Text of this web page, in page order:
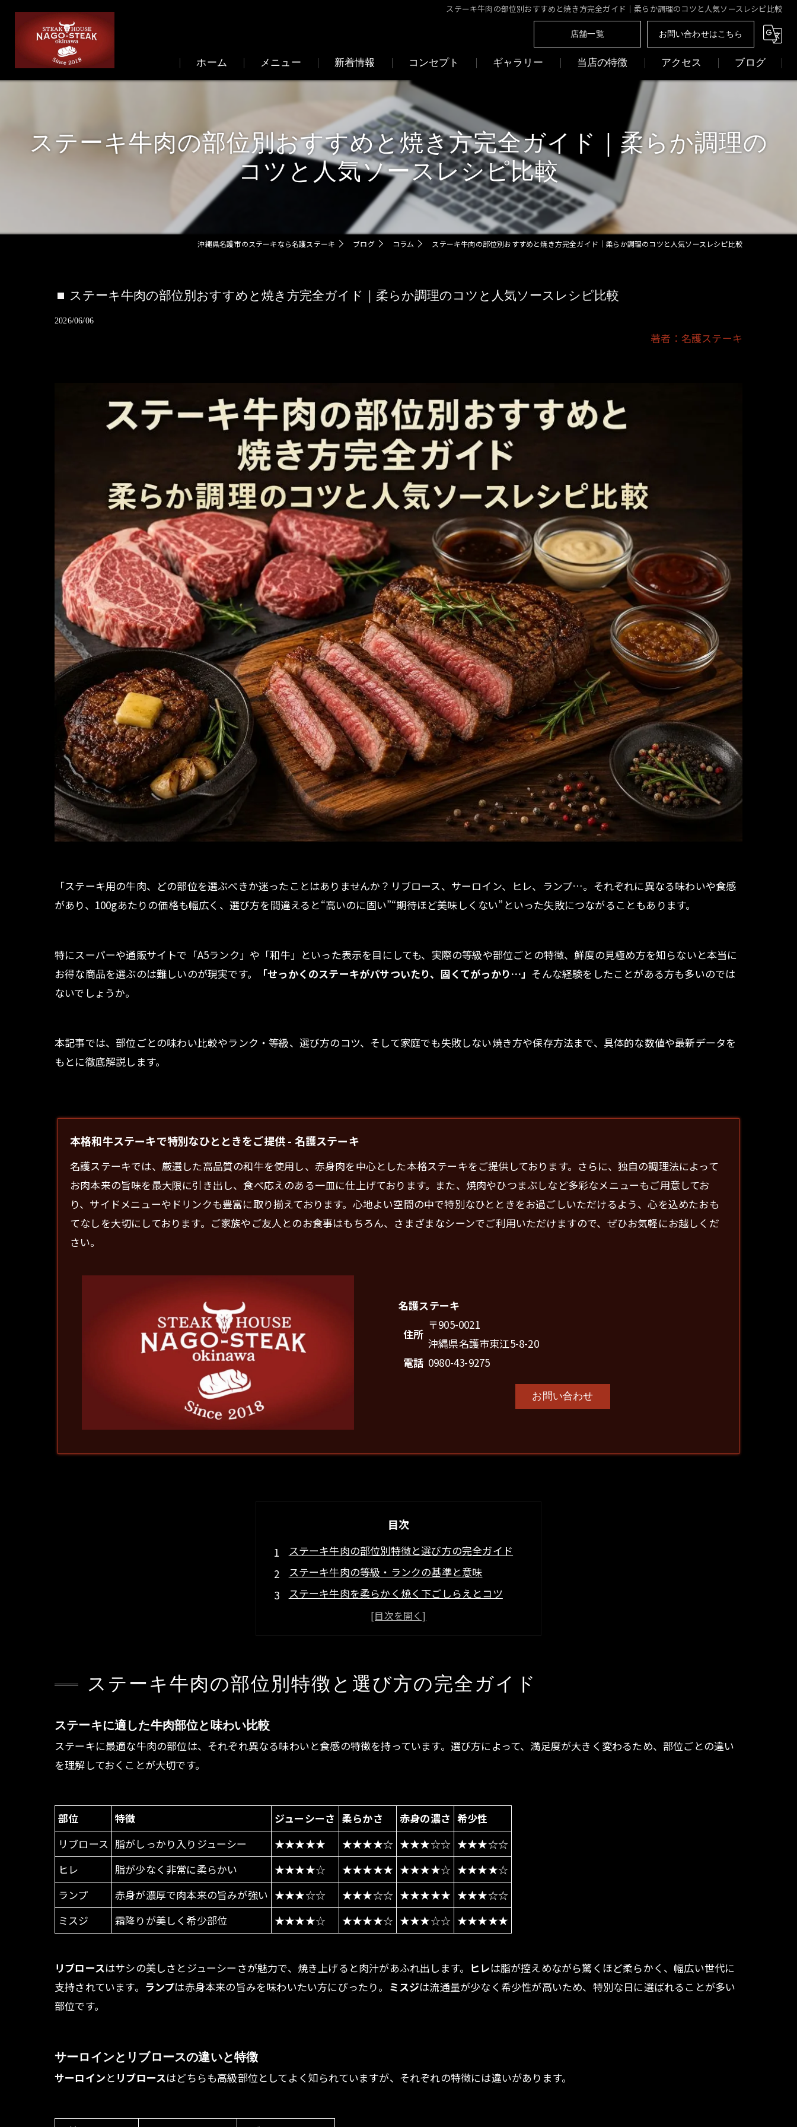
ステーキ牛肉の部位別おすすめと焼き方完全ガイド｜柔らか調理のコツと人気ソースレシピ比較
店舗一覧 お問い合わせはこちら
ホーム メニュー 新着情報 コンセプト
よくある質問
ギャラリー 当店の特徴
焼肉
ひつまぶし
和牛
貸切
アクセス
焼肉名護 元師
沖縄肉処 名護や。
ブログ
ステーキ牛肉の部位別おすすめと焼き方完全ガイド｜柔らか調理の
コツと人気ソースレシピ比較
沖縄県名護市のステーキなら名護ステーキ ブログ コラム ステーキ牛肉の部位別おすすめと焼き方完全ガイド｜柔らか調理のコツと人気ソースレシピ比較
ステーキ牛肉の部位別おすすめと焼き方完全ガイド｜柔らか調理のコツと人気ソースレシピ比較
2026/06/06
著者：名護ステーキ
「ステーキ用の牛肉、どの部位を選ぶべきか迷ったことはありませんか？リブロース、サーロイン、ヒレ、ランプ…。それぞれに異なる味わいや食感
があり、100gあたりの価格も幅広く、選び方を間違えると“高いのに固い”“期待ほど美味しくない”といった失敗につながることもあります。
特にスーパーや通販サイトで「A5ランク」や「和牛」といった表示を目にしても、実際の等級や部位ごとの特徴、鮮度の見極め方を知らないと本当に
お得な商品を選ぶのは難しいのが現実です。
「せっかくのステーキがパサついたり、固くてがっかり…」 そんな経験をしたことがある方も多いのでは
ないでしょうか。
本記事では、部位ごとの味わい比較やランク・等級、選び方のコツ、そして家庭でも失敗しない焼き方や保存方法まで、具体的な数値や最新データを
もとに徹底解説します。
本格和牛ステーキで特別なひとときをご提供 - 名護ステーキ
名護ステーキでは、厳選した高品質の和牛を使用し、赤身肉を中心とした本格ステーキをご提供しております。さらに、独自の調理法によって
お肉本来の旨味を最大限に引き出し、食べ応えのある一皿に仕上げております。また、焼肉やひつまぶしなど多彩なメニューもご用意してお
り、サイドメニューやドリンクも豊富に取り揃えております。心地よい空間の中で特別なひとときをお過ごしいただけるよう、心を込めたおも
てなしを大切にしております。ご家族やご友人とのお食事はもちろん、さまざまなシーンでご利用いただけますので、ぜひお気軽にお越しくだ
さい。
名護ステーキ
住所
〒905-0021
沖縄県名護市東江5-8-20
電話 0980-43-9275
お問い合わせ
目次
ステーキ牛肉の部位別特徴と選び方の完全ガイド
ステーキ牛肉の等級・ランクの基準と意味
ステーキ牛肉を柔らかく焼く下ごしらえとコツ
フライパンで失敗しないステーキ牛肉の焼き方
アクセス
ステーキ牛肉の部位別特徴と選び方の完全ガイド
ステーキに適した牛肉部位と味わい比較
ステーキに最適な牛肉の部位は、それぞれ異なる味わいと食感の特徴を持っています。選び方によって、満足度が大きく変わるため、部位ごとの違い
を理解しておくことが大切です。
部位 特徴 ジューシーさ 柔らかさ 赤身の濃さ 希少性
リブロース 脂がしっかり入りジューシー ★★★★★ ★★★★☆ ★★★☆☆ ★★★☆☆
ヒレ
脂が少なく非常に柔らかい ★★★★☆ ★★★★★ ★★★★☆ ★★★★☆
ランプ
赤身が濃厚で肉本来の旨みが強い ★★★☆☆ ★★★☆☆ ★★★★★ ★★★☆☆
ミスジ
霜降りが美しく希少部位 ★★★★☆ ★★★★☆ ★★★☆☆ ★★★★★
リブロースはサシの美しさとジューシーさが魅力で、焼き上げると肉汁があふれ出します。 ヒレは脂が控えめながら驚くほど柔らかく、幅広い世代に
支持されています。 ランプは赤身本来の旨みを味わいたい方にぴったり。 ミスジは流通量が少なく希少性が高いため、特別な日に選ばれることが多い
部位です。
サーロインとリブロースの違いと特徴
サーロインと リブロースはどちらも高級部位としてよく知られていますが、それぞれの特徴には違いがあります。